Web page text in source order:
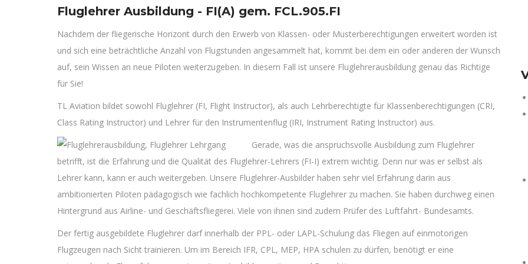
Fluglehrer Ausbildung - FI(A) gem. FCL.905.FI
Nachdem der fliegerische Horizont durch den Erwerb von Klassen- oder Musterberechtigungen erweitert worden ist
und sich eine beträchtliche Anzahl von Flugstunden angesammelt hat, kommt bei dem ein oder anderen der Wunsch
auf, sein Wissen an neue Piloten weiterzugeben. In diesem Fall ist unsere Fluglehrerausbildung genau das Richtige
für Sie!
TL Aviation bildet sowohl Fluglehrer (FI, Flight Instructor), als auch Lehrberechtigte für Klassenberechtigungen (CRI,
Class Rating Instructor) und Lehrer für den Instrumentenflug (IRI, Instrument Rating Instructor) aus.
Gerade, was die anspruchsvolle Ausbildung zum Fluglehrer
betrifft, ist die Erfahrung und die Qualität des Fluglehrer-Lehrers (FI-I) extrem wichtig. Denn nur was er selbst als
Lehrer kann, kann er auch weitergeben. Unsere Fluglehrer-Ausbilder haben sehr viel Erfahrung darin aus
ambitionierten Piloten pädagogisch wie fachlich hochkompetente Fluglehrer zu machen. Sie haben durchweg einen
Hintergrund aus Airline- und Geschäftsfliegerei. Viele von ihnen sind zudem Prüfer des Luftfahrt- Bundesamts.
Der fertig ausgebildete Fluglehrer darf innerhalb der PPL- oder LAPL-Schulung das Fliegen auf einmotorigen
Flugzeugen nach Sicht trainieren. Um im Bereich IFR, CPL, MEP, HPA schulen zu dürfen, benötigt er eine